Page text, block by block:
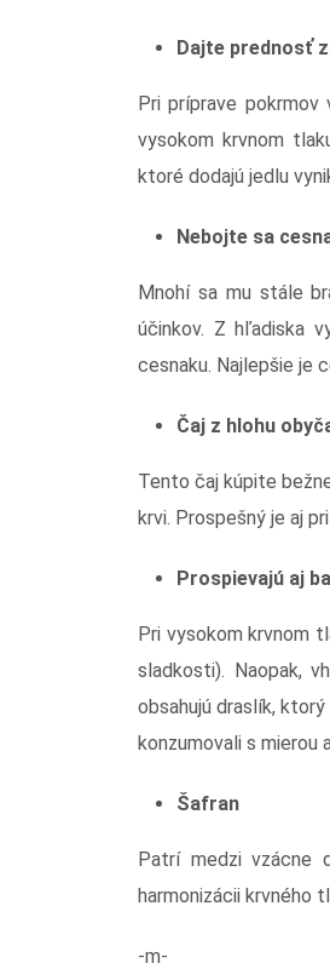
Dajte prednosť
Pri príprave pokrmov
vysokom krvnom
ktoré dodajú jedlu
Nebojte sa
Mnohí sa mu stále
účinkov. Z hľadiska
cesnaku. Najlepšie je
Čaj z hlohu
Tento čaj kúpite
krvi. Prospešný je aj
Prospievajú aj
Pri vysokom krvnom
sladkosti). Naopak,
obsahujú draslík,
konzumovali s mierou
Šafran
Patrí medzi vzácne
harmonizácii krvného
-m-